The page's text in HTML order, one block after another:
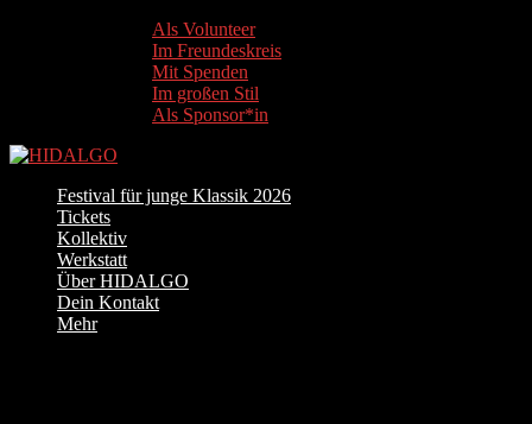
Als Volunteer
Im Freundeskreis
Mit Spenden
Im großen Stil
Als Sponsor*in
Festival für junge Klassik 2026
Tickets
Kollektiv
Werkstatt
Über HIDALGO
Dein Kontakt
Mehr